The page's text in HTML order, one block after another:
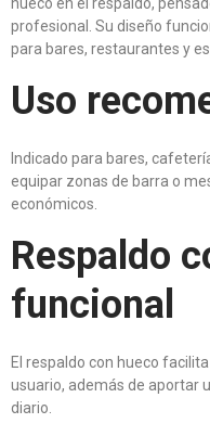
profesional. Su diseño
para bares, restaurantes y
Uso
Indicado para bares,
equipar zonas de barra o
económicos.
Respaldo
funcional
El respaldo con hueco
usuario, además de aportar
diario.